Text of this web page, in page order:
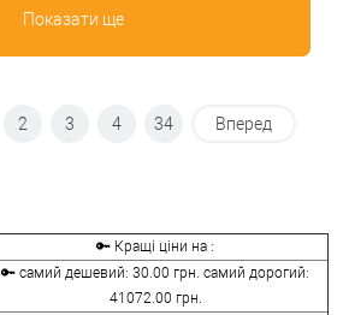
Показати ще
2 3 4 34 Вперед
🔑 Кращі ціни на :
🔑 самий дешевий: 30.00 грн. самий дорогий:
41072.00 грн.